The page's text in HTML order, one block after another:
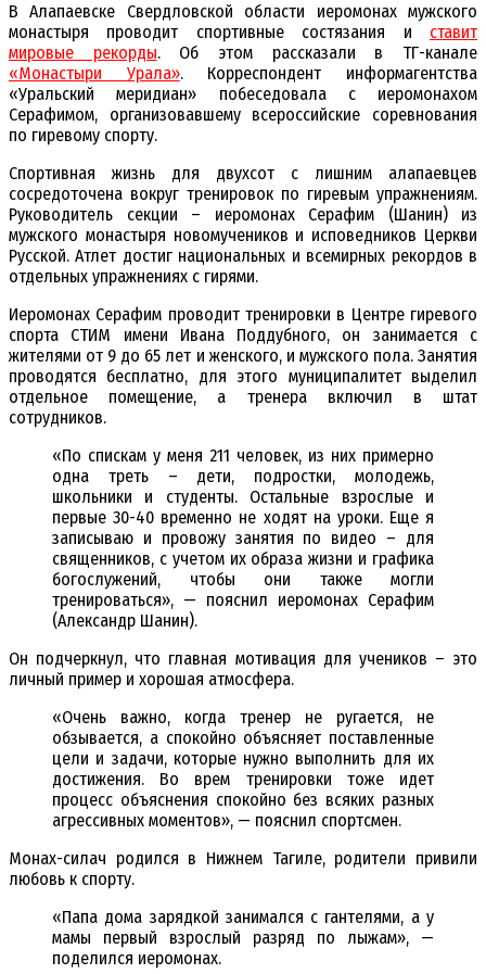
В Алапаевске Свердловской области иеромонах мужского
монастыря проводит спортивные состязания и ставит
мировые рекорды. Об этом рассказали в ТГ-канале
«Монастыри Урала». Корреспондент информагентства
«Уральский меридиан» побеседовала с иеромонахом
Серафимом, организовавшему всероссийские соревнования
по гиревому спорту.
Спортивная жизнь для двухсот с лишним алапаевцев
сосредоточена вокруг тренировок по гиревым упражнениям.
Руководитель секции – иеромонах Серафим (Шанин) из
мужского монастыря новомучеников и исповедников Церкви
Русской. Атлет достиг национальных и всемирных рекордов в
отдельных упражнениях с гирями.
Иеромонах Серафим проводит тренировки в Центре гиревого
спорта СТИМ имени Ивана Поддубного, он занимается с
жителями от 9 до 65 лет и женского, и мужского пола. Занятия
проводятся бесплатно, для этого муниципалитет выделил
отдельное помещение, а тренера включил в штат
сотрудников.
«По спискам у меня 211 человек, из них примерно
одна треть – дети, подростки, молодежь,
школьники и студенты. Остальные взрослые и
первые 30-40 временно не ходят на уроки. Еще я
записываю и провожу занятия по видео – для
священников, с учетом их образа жизни и графика
богослужений, чтобы они также могли
тренироваться», — пояснил иеромонах Серафим
(Александр Шанин).
Он подчеркнул, что главная мотивация для учеников – это
личный пример и хорошая атмосфера.
«Очень важно, когда тренер не ругается, не
обзывается, а спокойно объясняет поставленные
цели и задачи, которые нужно выполнить для их
достижения. Во врем тренировки тоже идет
процесс объяснения спокойно без всяких разных
агрессивных моментов», — пояснил спортсмен.
Монах-силач родился в Нижнем Тагиле, родители привили
любовь к спорту.
«Папа дома зарядкой занимался с гантелями, а у
мамы первый взрослый разряд по лыжам», —
поделился иеромонах.